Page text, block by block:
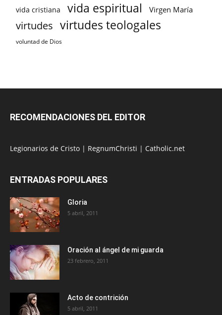
vida cristiana vida espiritual Virgen María
virtudes virtudes teologales
voluntad de Dios
RECOMENDACIONES DEL EDITOR
Legionarios de Cristo | RegnumChristi | Catholic.net
ENTRADAS POPULARES
Gloria
5 abril, 2011
Oración al ángel de mi guarda
23 febrero, 2011
Acto de contrición
5 abril, 2011